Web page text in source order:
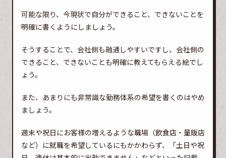
可能な限り、今現状で自分ができること、できないことを
明確に書くようにしましょう。
そうすることで、会社側も融通しやすいですし、会社側の
できること、できないことも明確に教えてもらえる絵でし
ょう。
また、あまりにも非常識な勤務体系の希望を書くのはやめ
ましょう。
週末や祝日にお客様の増えるような職場（飲食店・量販店
など）に就職を希望しているにもかかわらず、「土日や祝